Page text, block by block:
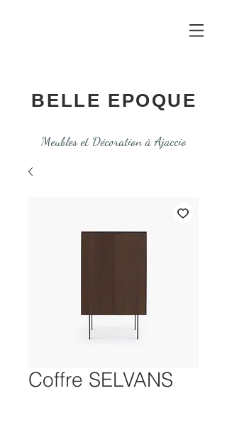
BELLE EPOQUE
Meubles et Décoration à Ajaccio
Coffre SELVANS